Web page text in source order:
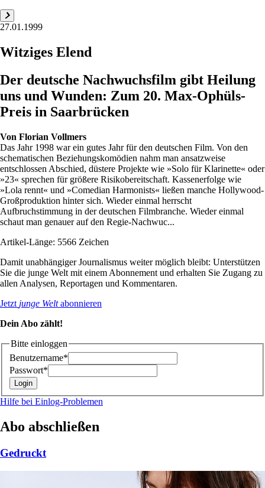
27.01.1999
Witziges Elend
Der deutsche Nachwuchsfilm gibt Heilung
uns und Wunden: Zum 20. Max-Ophüls-
Preis in Saarbrücken
Von Florian Vollmers
Das Jahr 1998 war ein gutes Jahr für den deutschen Film. Von den
schematischen Beziehungskomödien nahm man ansatzweise
entschlossen Abschied, düstere Projekte wie »Solo für Klarinette« oder
»23« sprechen für größere Risikobereitschaft. Kassenerfolge wie
»Lola rennt« und »Comedian Harmonists« ließen manche Hollywood-
Großproduktion hinter sich. Wieder einmal herrscht
Aufbruchstimmung in der deutschen Filmbranche. Wieder einmal
schaut man genauer auf den Regie-Nachwuc...
Artikel-Länge: 5566 Zeichen
Damit unabhängiger Journalismus weiter möglich bleibt: Unterstützen
Sie die junge Welt mit einem Abonnement und erhalten Sie Zugang zu
allen Analysen, Reportagen und Kommentaren.
Jetzt junge Weltabonnieren
Dein Abo zählt!
Bitte einloggen
Benutzername*
Passwort*
Hilfe bei Einlog-Problemen
Abo abschließen
Gedruckt